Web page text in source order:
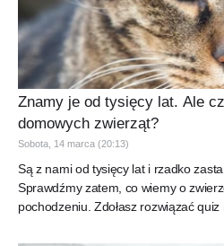
Znamy je od tysięcy lat. Ale
domowych zwierząt?
Sobota, 14 marca (20:13)
Są z nami od tysięcy lat i rzadko
Sprawdźmy zatem, co wiemy o
pochodzeniu. Zdołasz rozwiązać